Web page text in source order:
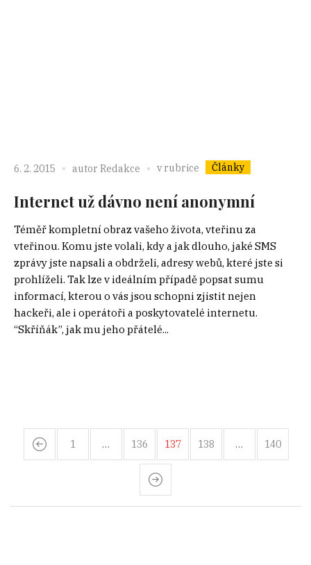
6. 2. 2015 autor Redakce v rubrice Články
Internet už dávno není anonymní
Téměř kompletní obraz vašeho života, vteřinu za
vteřinou. Komu jste volali, kdy a jak dlouho, jaké SMS
zprávy jste napsali a obdrželi, adresy webů, které jste si
prohlíželi. Tak lze v ideálním případě popsat sumu
informací, kterou o vás jsou schopni zjistit nejen
hackeři, ale i operátoři a poskytovatelé internetu.
“Skříňák”, jak mu jeho přátelé...
1 … 136 137 138 … 140